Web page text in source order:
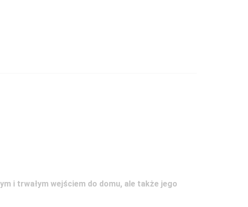
i trwałym wejściem do domu, ale także jego